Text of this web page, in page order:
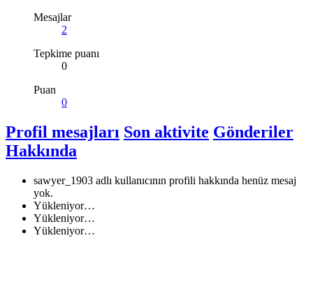
Mesajlar
2
Tepkime puanı
0
Puan
0
Profil mesajları Son aktivite Gönderiler
Hakkında
sawyer_1903 adlı kullanıcının profili hakkında henüz mesaj
yok.
Yükleniyor…
Yükleniyor…
Yükleniyor…